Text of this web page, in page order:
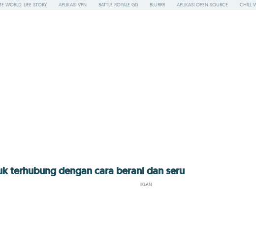
WORLD: LIFE STORY APLIKASI VPN BATTLE ROYALE GD BLURRR APLIKASI OPEN SOURCE CHILL
terhubung dengan cara berani dan seru
IKLAN